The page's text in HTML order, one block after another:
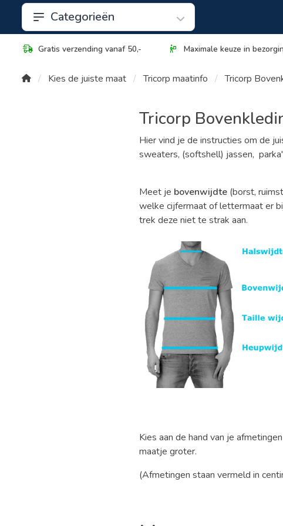
Categorieën
Gratis verzending vanaf 50,- Maximale keuze in
Kies de juiste maat Tricorp maatinfo Tricorp
Tricorp
Hier vind je de instructies om de
sweaters, (softshell) jassen,
Meet je bovenwijdte (borst,
welke cijfermaat of lettermaat er
trek deze niet te strak aan.
Kies aan de hand van je
maatje groter.
(Afmetingen staan vermeld in